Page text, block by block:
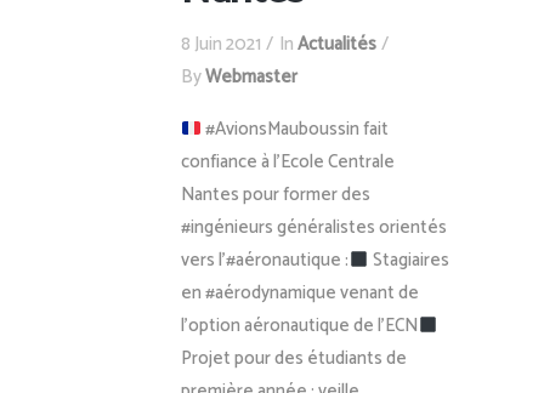
8 Juin 2021 InActualités
ByWebmaster
#AvionsMauboussin fait
confiance à l’Ecole Centrale
Nantes pour former des
#ingénieurs généralistes orientés
vers l’#aéronautique :
Stagiaires
en #aérodynamique venant de
l’option aéronautique de l’ECN
Projet pour des étudiants de